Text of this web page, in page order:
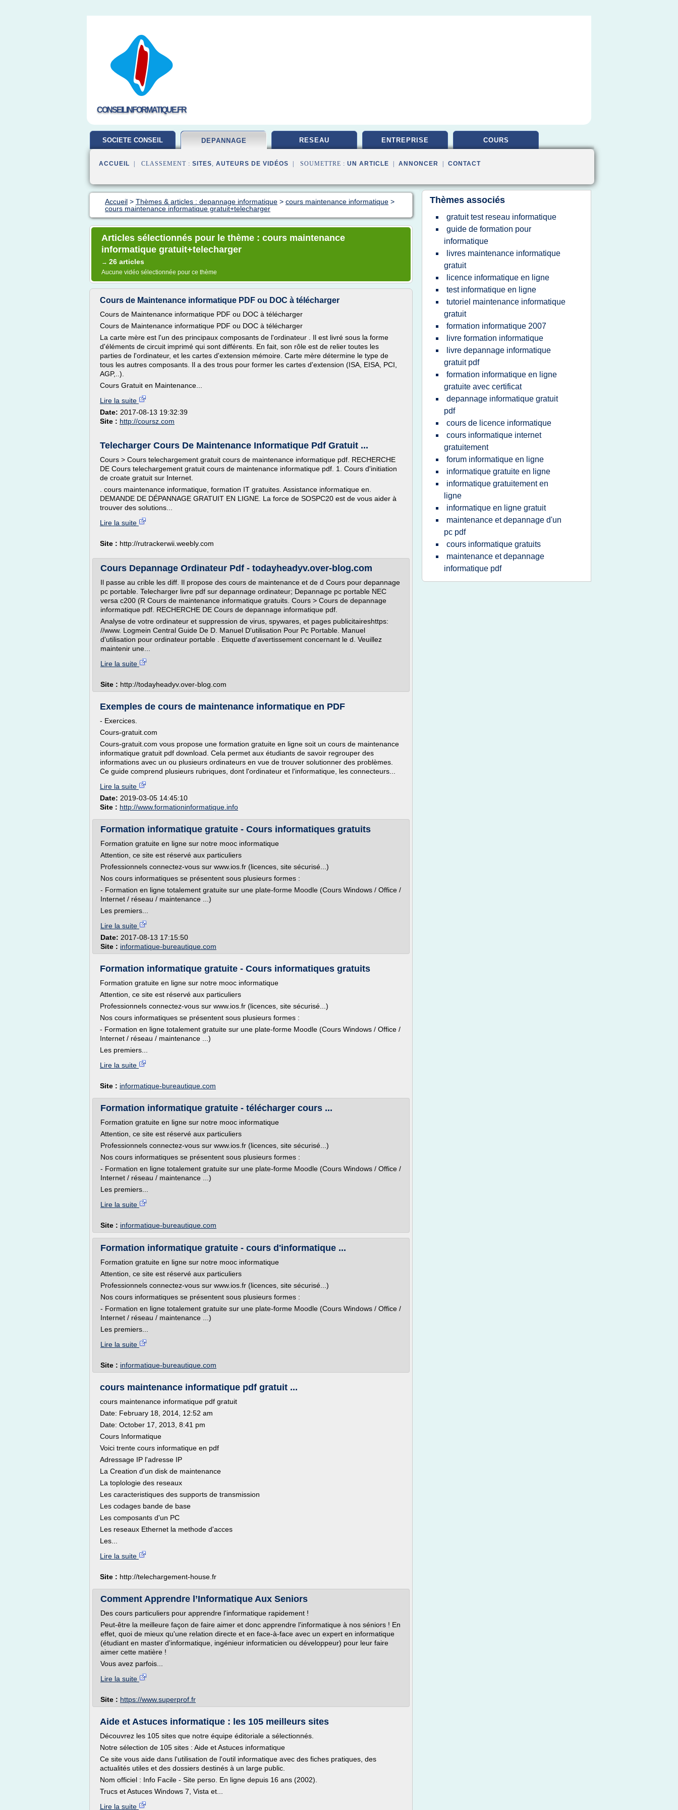
CONSEILINFORMATIQUE.FR
SOCIETE CONSEIL DEPANNAGE RESEAU ENTREPRISE COURS
ACCUEIL | CLASSEMENT : SITES, AUTEURS DE VIDÉOS | SOUMETTRE : UN ARTICLE ANNONCER CONTACT
Accueil > Thèmes & articles : depannage informatique > cours maintenance informatique >
cours maintenance informatique gratuit+telecharger
Articles sélectionnés pour le thème : cours maintenance
informatique gratuit+telecharger
→ 26 articles
Aucune vidéo sélectionnée pour ce thème
Cours de Maintenance informatique PDF ou DOC à télécharger
Cours de Maintenance informatique PDF ou DOC à télécharger
Cours de Maintenance informatique PDF ou DOC à télécharger
La carte mère est l'un des principaux composants de l'ordinateur . Il est livré sous la forme
d'éléments de circuit imprimé qui sont différents. En fait, son rôle est de relier toutes les
parties de l'ordinateur, et les cartes d'extension mémoire. Carte mère détermine le type de
tous les autres composants. Il a des trous pour former les cartes d'extension (ISA, EISA, PCI,
AGP,..).
Cours Gratuit en Maintenance...
Lire la suite
Date: 2017-08-13 19:32:39
Site : http://coursz.com
Telecharger Cours De Maintenance Informatique Pdf Gratuit ...
Cours > Cours telechargement gratuit cours de maintenance informatique pdf. RECHERCHE
DE Cours telechargement gratuit cours de maintenance informatique pdf. 1. Cours d'initiation
de croate gratuit sur Internet.
. cours maintenance informatique, formation IT gratuites. Assistance informatique en.
DEMANDE DE DÉPANNAGE GRATUIT EN LIGNE. La force de SOSPC20 est de vous aider à
trouver des solutions...
Lire la suite
Site : http://rutrackerwii.weebly.com
Cours Depannage Ordinateur Pdf - todayheadyv.over-blog.com
Il passe au crible les diff. Il propose des cours de maintenance et de d Cours pour depannage
pc portable. Telecharger livre pdf sur depannage ordinateur; Depannage pc portable NEC
versa c200 (R Cours de maintenance informatique gratuits. Cours > Cours de depannage
informatique pdf. RECHERCHE DE Cours de depannage informatique pdf.
Analyse de votre ordinateur et suppression de virus, spywares, et pages publicitaireshttps:
//www. Logmein Central Guide De D. Manuel D'utilisation Pour Pc Portable. Manuel
d'utilisation pour ordinateur portable . Etiquette d'avertissement concernant le d. Veuillez
maintenir une...
Lire la suite
Site : http://todayheadyv.over-blog.com
Exemples de cours de maintenance informatique en PDF
- Exercices.
Cours-gratuit.com
Cours-gratuit.com vous propose une formation gratuite en ligne soit un cours de maintenance
informatique gratuit pdf download. Cela permet aux étudiants de savoir regrouper des
informations avec un ou plusieurs ordinateurs en vue de trouver solutionner des problèmes.
Ce guide comprend plusieurs rubriques, dont l'ordinateur et l'informatique, les connecteurs...
Lire la suite
Date: 2019-03-05 14:45:10
Site : http://www.formationinformatique.info
Formation informatique gratuite - Cours informatiques gratuits
Formation gratuite en ligne sur notre mooc informatique
Attention, ce site est réservé aux particuliers
Professionnels connectez-vous sur www.ios.fr (licences, site sécurisé...)
Nos cours informatiques se présentent sous plusieurs formes :
- Formation en ligne totalement gratuite sur une plate-forme Moodle (Cours Windows / Office /
Internet / réseau / maintenance ...)
Les premiers...
Lire la suite
Date: 2017-08-13 17:15:50
Site : informatique-bureautique.com
Formation informatique gratuite - Cours informatiques gratuits
Formation gratuite en ligne sur notre mooc informatique
Attention, ce site est réservé aux particuliers
Professionnels connectez-vous sur www.ios.fr (licences, site sécurisé...)
Nos cours informatiques se présentent sous plusieurs formes :
- Formation en ligne totalement gratuite sur une plate-forme Moodle (Cours Windows / Office /
Internet / réseau / maintenance ...)
Les premiers...
Lire la suite
Site : informatique-bureautique.com
Formation informatique gratuite - télécharger cours ...
Formation gratuite en ligne sur notre mooc informatique
Attention, ce site est réservé aux particuliers
Professionnels connectez-vous sur www.ios.fr (licences, site sécurisé...)
Nos cours informatiques se présentent sous plusieurs formes :
- Formation en ligne totalement gratuite sur une plate-forme Moodle (Cours Windows / Office /
Internet / réseau / maintenance ...)
Les premiers...
Lire la suite
Site : informatique-bureautique.com
Formation informatique gratuite - cours d'informatique ...
Formation gratuite en ligne sur notre mooc informatique
Attention, ce site est réservé aux particuliers
Professionnels connectez-vous sur www.ios.fr (licences, site sécurisé...)
Nos cours informatiques se présentent sous plusieurs formes :
- Formation en ligne totalement gratuite sur une plate-forme Moodle (Cours Windows / Office /
Internet / réseau / maintenance ...)
Les premiers...
Lire la suite
Site : informatique-bureautique.com
cours maintenance informatique pdf gratuit ...
cours maintenance informatique pdf gratuit
Date: February 18, 2014, 12:52 am
Date: October 17, 2013, 8:41 pm
Cours Informatique
Voici trente cours informatique en pdf
Adressage IP l'adresse IP
La Creation d'un disk de maintenance
La toplologie des reseaux
Les caracteristiques des supports de transmission
Les codages bande de base
Les composants d'un PC
Les reseaux Ethernet la methode d'acces
Les...
Lire la suite
Site : http://telechargement-house.fr
Comment Apprendre l’Informatique Aux Seniors
Des cours particuliers pour apprendre l'informatique rapidement !
Peut-être la meilleure façon de faire aimer et donc apprendre l'informatique à nos séniors ! En
effet, quoi de mieux qu'une relation directe et en face-à-face avec un expert en informatique
(étudiant en master d'informatique, ingénieur informaticien ou développeur) pour leur faire
aimer cette matière !
Vous avez parfois...
Lire la suite
Site : https://www.superprof.fr
Aide et Astuces informatique : les 105 meilleurs sites
Découvrez les 105 sites que notre équipe éditoriale a sélectionnés.
Notre sélection de 105 sites : Aide et Astuces informatique
Ce site vous aide dans l'utilisation de l'outil informatique avec des fiches pratiques, des
actualités utiles et des dossiers destinés à un large public.
Nom officiel : Info Facile - Site perso. En ligne depuis 16 ans (2002).
Trucs et Astuces Windows 7, Vista et...
Lire la suite
Thèmes associés
gratuit test reseau informatique
guide de formation pour
informatique
livres maintenance informatique
gratuit
licence informatique en ligne
test informatique en ligne
tutoriel maintenance informatique
gratuit
formation informatique 2007
livre formation informatique
livre depannage informatique
gratuit pdf
formation informatique en ligne
gratuite avec certificat
depannage informatique gratuit
pdf
cours de licence informatique
cours informatique internet
gratuitement
forum informatique en ligne
informatique gratuite en ligne
informatique gratuitement en
ligne
informatique en ligne gratuit
maintenance et depannage d'un
pc pdf
cours informatique gratuits
maintenance et depannage
informatique pdf